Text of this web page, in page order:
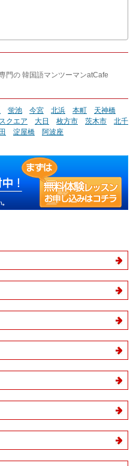
門の 韓国語マンツーマンatCafe
蛍池 今宮 北浜 本町
天神橋
クエア 大日 枚方市 茨木市
北千
淀屋橋 阿波座